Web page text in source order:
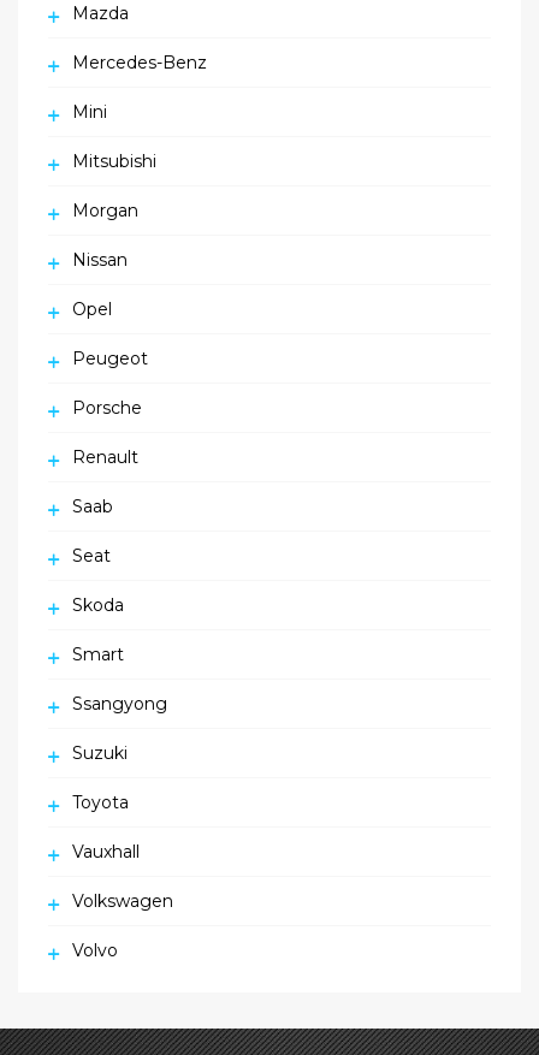
Mazda
Mercedes-Benz
Mini
Mitsubishi
Morgan
Nissan
Opel
Peugeot
Porsche
Renault
Saab
Seat
Skoda
Smart
Ssangyong
Suzuki
Toyota
Vauxhall
Volkswagen
Volvo